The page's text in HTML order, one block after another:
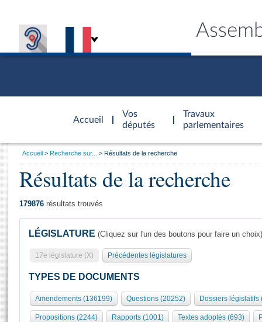
Accueil
d'accueil
Vos
députés
Travaux
parlementaires
Présidence
577 députés
Groupes politiques
Séance publique
Commissions et autres organes
Europe et International
Général
Rôle et pouvoirs de l'Assemblée
Organisation de l'Assemblée
Présidence Conférence des Présidents Bureau Collège des
Visiter l'Assemblée
Visite virtuelle du palais Bourbon
Assister à une séance
Vous
Accueil Recherche sur... Résultats de la recherche
Résultats de la recherche
179876 résultats trouvés
LÉGISLATURE (Cliquez sur l'un des boutons pour faire un choix)
17e législature (X) Précédentes législatures
TYPES DE DOCUMENTS
Amendements (136199) Questions (20252) Dossiers législatifs
Propositions (2244) Rapports (1001) Textes adoptés (693)